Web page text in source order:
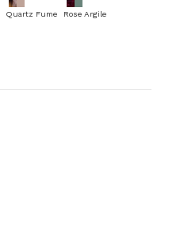
Quartz Fume Rose Argile